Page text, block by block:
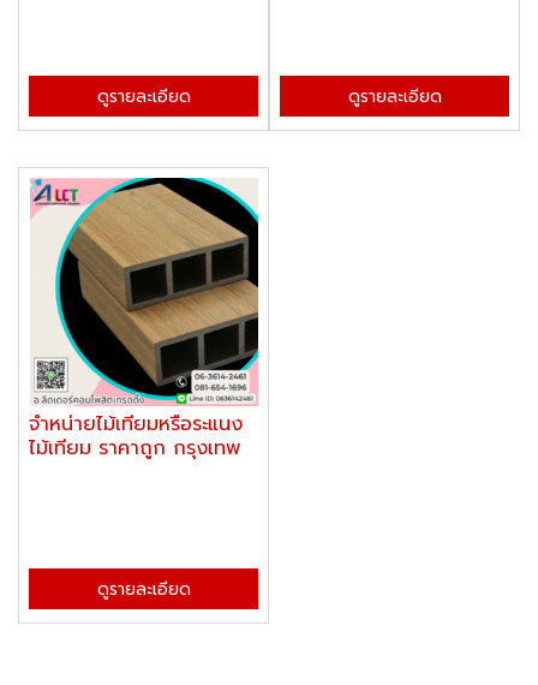
ดูรายละเอียด ดูรายละเอียด
จำหน่ายไม้เทียมหรือระแนง
ไม้เทียม ราคาถูก กรุงเทพ
ดูรายละเอียด